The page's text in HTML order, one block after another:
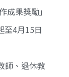
成果獎勵」
至4月15日
師、退休教